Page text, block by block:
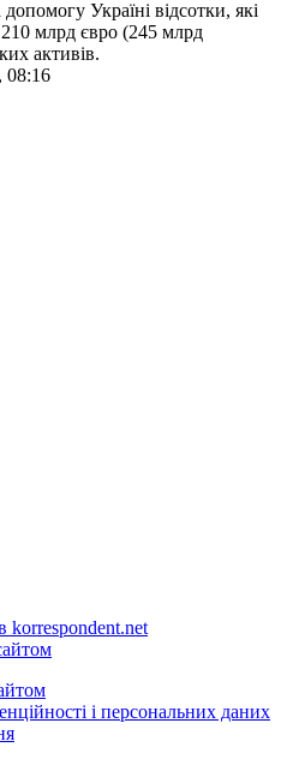
Україні відсотки, які
млрд євро (245 млрд
активів.
08:16
korrespondent.net
і персональних даних